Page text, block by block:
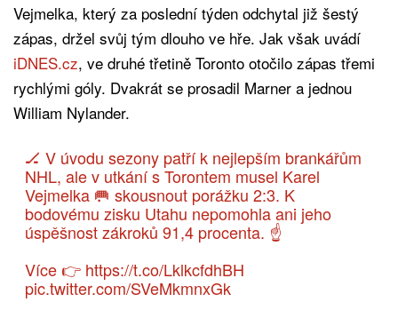
Vejmelka, který za poslední týden odchytal již šestý
zápas, držel svůj tým dlouho ve hře. Jak však uvádí
iDNES.cz, ve druhé třetině Toronto otočilo zápas třemi
rychlými góly. Dvakrát se prosadil Marner a jednou
William Nylander.
🏒 V úvodu sezony patří k nejlepším brankářům
NHL, ale v utkání s Torontem musel Karel
Vejmelka 🥅 skousnout porážku 2:3. K
bodovému zisku Utahu nepomohla ani jeho
úspěšnost zákroků 91,4 procenta. ☝
Více 👉 https://t.co/LklkcfdhBH
pic.twitter.com/SVeMkmnxGk